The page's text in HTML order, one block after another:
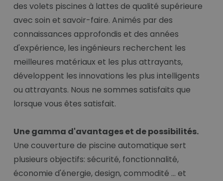
des volets piscines à lattes de qualité supérieure
avec soin et savoir-faire. Animés par des
connaissances approfondis et des années
d'expérience, les ingénieurs recherchent les
meilleures matériaux et les plus attrayants,
développent les innovations les plus intelligents
ou attrayants. Nous ne sommes satisfaits que
lorsque vous êtes satisfait.
Une gamma d'avantages et de possibilités.
Une couverture de piscine automatique sert
plusieurs objectifs: sécurité, fonctionnalité,
économie d'énergie, design, commodité ... et